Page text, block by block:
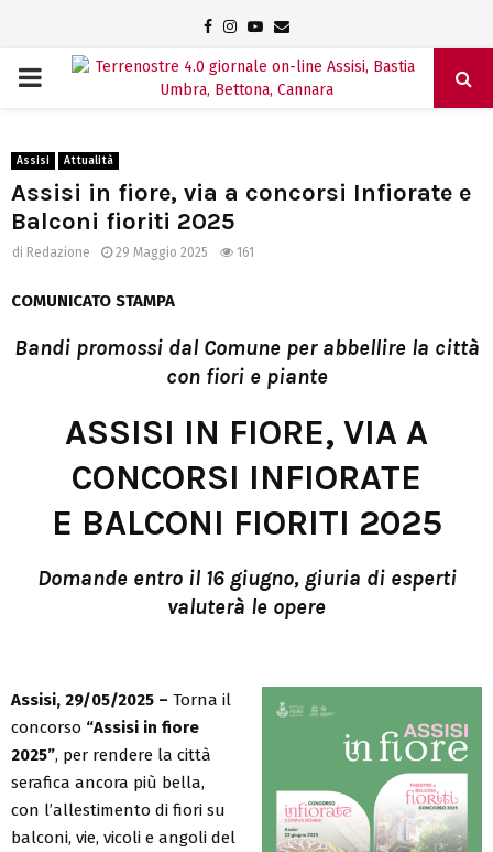
Facebook
Instagram
Youtube
Email
PRIMARY
Assisi Attualità
Assisi in fiore, via a concorsi Infiorate e
Balconi fioriti 2025
di Redazione 29 Maggio 2025 161
COMUNICATO STAMPA
Bandi promossi dal Comune per abbellire la città
con fiori e piante
ASSISI IN FIORE, VIA A
CONCORSI INFIORATE
E BALCONI FIORITI 2025
Domande entro il 16 giugno, giuria di esperti
valuterà le opere
Assisi, 29/05/2025 – Torna il
concorso “Assisi in fiore
2025”, per rendere la città
serafica ancora più bella,
con l’allestimento di fiori su
balconi, vie, vicoli e angoli del